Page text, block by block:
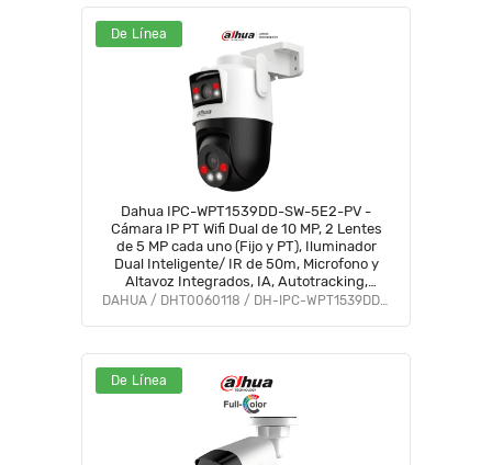
De Línea
Dahua IPC-WPT1539DD-SW-5E2-PV -
Cámara IP PT Wifi Dual de 10 MP, 2 Lentes
de 5 MP cada uno (Fijo y PT), Iluminador
Dual Inteligente/ IR de 50m, Microfono y
Altavoz Integrados, IA, Autotracking,
Disuación activa, Ranura MicroSD, IP66 DAHUA / DHT0060118 / DH-IPC-WPT1539DD-SW-5E2-PV
De Línea